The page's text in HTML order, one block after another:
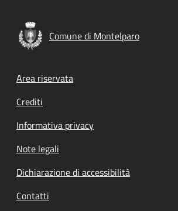
Comune di Montelparo
Footer menu
Area riservata
Crediti
Informativa privacy
Note legali
Dichiarazione di accessibilità
Contatti